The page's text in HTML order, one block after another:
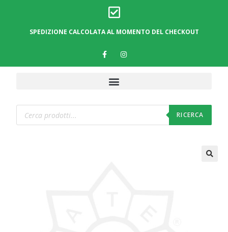
SPEDIZIONE CALCOLATA AL MOMENTO DEL CHECKOUT
RICERCA